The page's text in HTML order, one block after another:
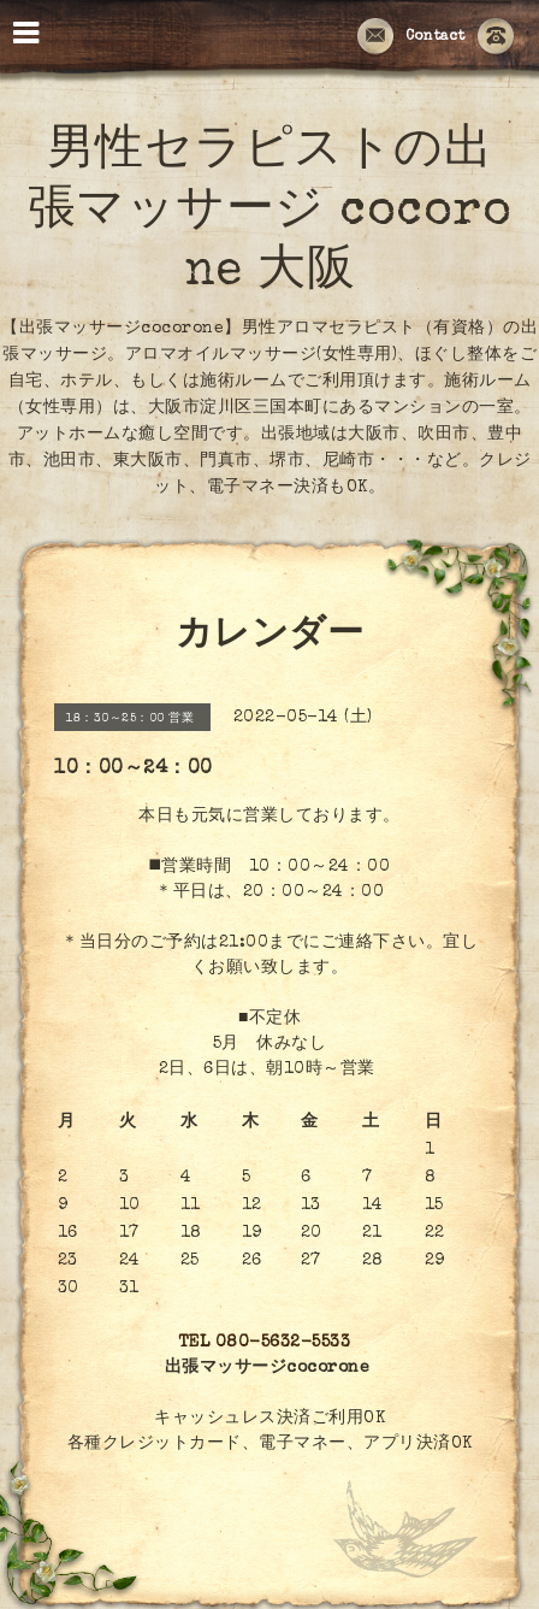
Contact
男性セラピストの出
張マッサージ cocoro
ne 大阪
【出張マッサージcocorone】男性アロマセラピスト（有資格）の出
張マッサージ。アロマオイルマッサージ(女性専用)、ほぐし整体をご
自宅、ホテル、もしくは施術ルームでご利用頂けます。施術ルーム
（女性専用）は、大阪市淀川区三国本町にあるマンションの一室。
アットホームな癒し空間です。出張地域は大阪市、吹田市、豊中
市、池田市、東大阪市、門真市、堺市、尼崎市・・・など。クレジ
ット、電子マネー決済もOK。
カレンダー
18：30～25：00 営業 2022-05-14 (土)
10：00～24：00
本日も元気に営業しております。
◼️営業時間 10：00～24：00
＊平日は、20：00～24：00
＊当日分のご予約は21:00までにご連絡下さい。宜し
くお願い致します。
■不定休
5月 休みなし
2日、6日は、朝10時～営業
月 火 水 木 金 土
日
1
2
3 4 5 6 7
8
9
10 11 12 13 14
15
16
17 18 19 20 21
22
23
24 25 26 27 28
29
30
31
TEL 080-5632-5533
出張マッサージcocorone
キャッシュレス決済ご利用OK
各種クレジットカード、電子マネー、アプリ決済OK